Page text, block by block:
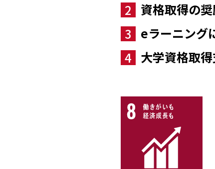
2 資格取得の
3 eラーニング
4 大学資格取